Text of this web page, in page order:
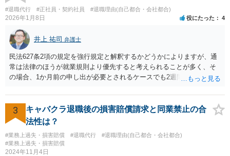
#退職代行 #正社員・契約社員 #退職理由(自己都合・会社都合)
2026年1月8日 役にたった 4
井上 祐司 弁護士
民法627条2項の規定を強行規定と解釈するかどうかによりますが、通
常は法律のほうが就業規則より優先すると考えられることが多く、そ
の場合、1か月前の申し出が必要とされるケースでも2週間前の退職予
申し出は世間のあらゆる業種で広く採用されたルールであり、それ自
体が不合理と判断されるようなものではないため、就業規則・退職金
規程において「正当な理由なく会社の承認を得ずに退職した場合や引
継ぎを行わずに退職した場合に退職金を減額ないし不支給とする」旨
の条項が設けられている場合、その制約を受けることは考えられま
す。
3
キャバクラ退職後の損害賠償請求と同業禁止の合
法性は？
#業務上過失・損害賠償 #退職代行
#退職理由(自己都合・会社都合)
#業務上過失・損害賠償
2024年11月4日